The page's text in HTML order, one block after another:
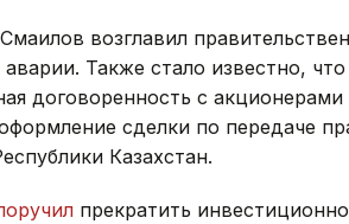
возглавил
Также стало известно,
договоренность с
сделки по передаче
Казахстан.
прекратить